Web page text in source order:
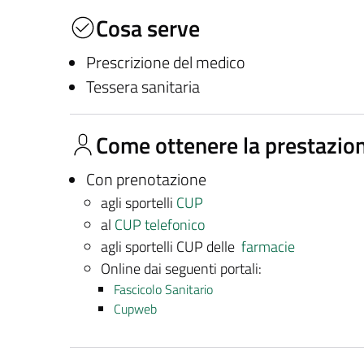
Cosa serve
Prescrizione del medico
Tessera sanitaria
Come ottenere la
Con prenotazione
agli sportelli CUP
al CUP telefonico
agli sportelli CUP delle farmacie
Online dai seguenti portali:
Fascicolo Sanitario
Cupweb